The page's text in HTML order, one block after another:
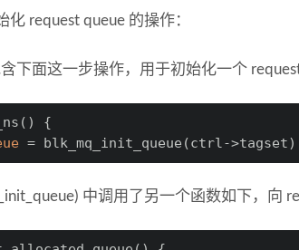
化 request queue 的操作：
下面这一步操作，用于初始化一个
{
= blk_mq_init_queue(ctrl-
中调用了另一个函数如下，向